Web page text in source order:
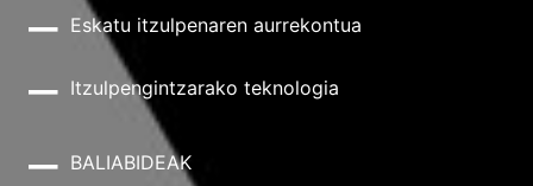
Eskatu itzulpenaren aurrekontua
Itzulpengintzarako teknologia
BALIABIDEAK